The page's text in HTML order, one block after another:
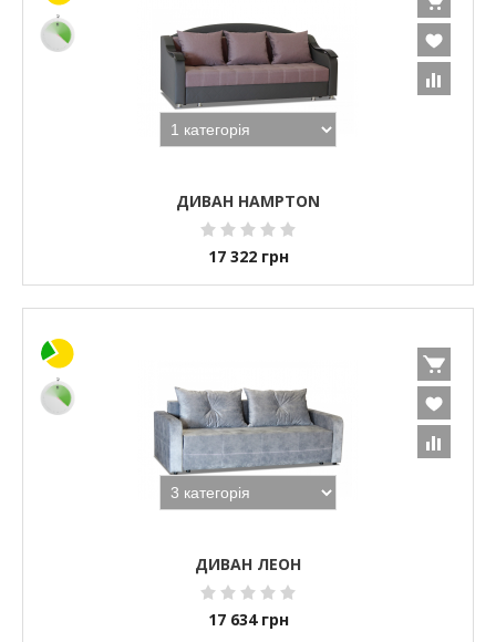
ДИВАН HAMPTON
17 322 грн
ДИВАН ЛЕОН
17 634 грн